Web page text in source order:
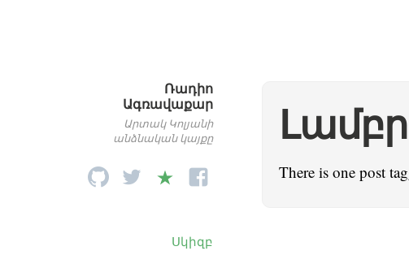
Ռադիո
Ագռավաքար
Արտակ Կոլյանի
անձնական կայքը
Սկիզբ
There is one post